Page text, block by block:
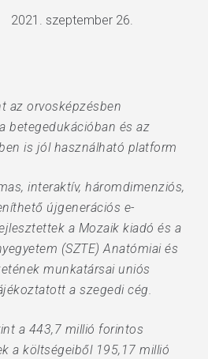
2021. szeptember 26.
az orvosképzésben
betegedukációban és az
is jól használható platform
interaktív, háromdimenziós,
újgenerációs e-
a Mozaik kiadó és a
(SZTE) Anatómiai és
munkatársai uniós
a szegedi cég.
a 443,7 millió forintos
a költségeiből 195,17 millió